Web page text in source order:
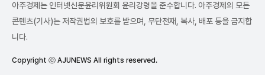
아주경제는 인터넷신문윤리위원회 윤리강령을 준수합니다. 아주경제의 모든
콘텐츠(기사)는 저작권법의 보호를 받으며, 무단전재, 복사, 배포 등을 금지합
니다.
Copyright ⓒ AJUNEWS All rights reserved.